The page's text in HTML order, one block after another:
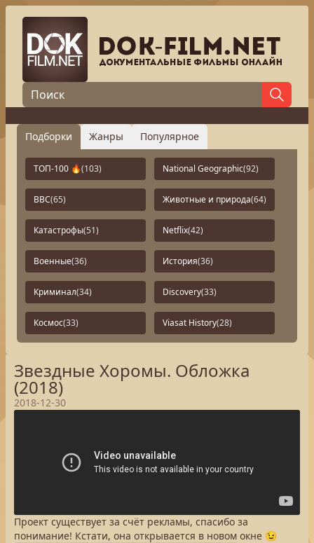
Подборки Жанры Популярное
ТОП-100 🔥(103) National Geographic(92)
BBC(65) Животные и природа(64)
Катастрофы(51) Netflix(42)
Военные(36) История(36)
Криминал(34) Discovery(33)
Космос(33) Viasat History(28)
Звездные Хоромы. Обложка
(2018)
2018-12-30
Проект существует за счёт рекламы, спасибо за
понимание! Кстати, она открывается в новом окне 😉